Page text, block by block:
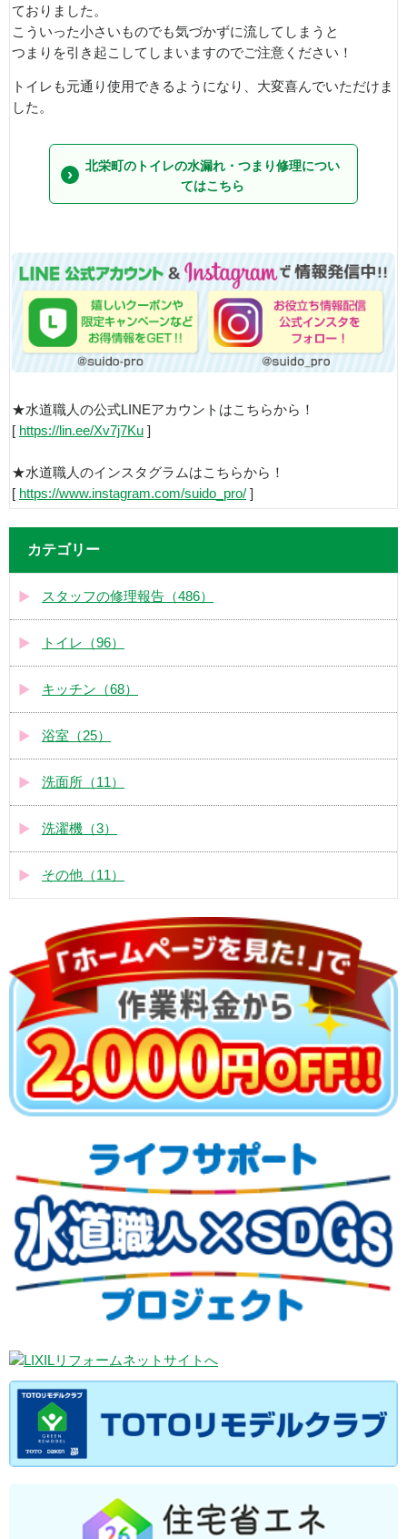
ておりました。
こういった小さいものでも気づかずに流してしまうと
つまりを引き起こしてしまいますのでご注意ください！
トイレも元通り使用できるようになり、大変喜んでいただけま
した。
北栄町のトイレの水漏れ・つまり修理につい
てはこちら
★水道職人の公式LINEアカウントはこちらから！
[ https://lin.ee/Xv7j7Ku ]
★水道職人のインスタグラムはこちらから！
[ https://www.instagram.com/suido_pro/ ]
カテゴリー
スタッフの修理報告（486）
トイレ（96）
キッチン（68）
浴室（25）
洗面所（11）
洗濯機（3）
その他（11）